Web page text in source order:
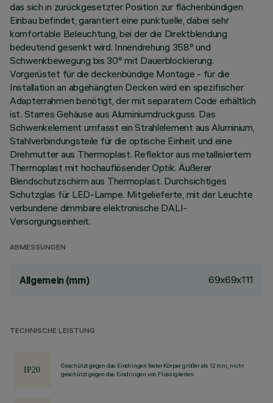
das sich in zurückgesetzter Position zur flächenbündigen
Einbau befindet, garantiert eine punktuelle, dabei sehr
komfortable Beleuchtung, bei der die Direktblendung
bedeutend gesenkt wird. Innendrehung 358° und
Schwenkbewegung bis 30° mit Dauerblockierung.
Vorgerüstet für die deckenbündige Montage - für die
Installation an abgehängten Decken wird ein spezifischer
Adapterrahmen benötigt, der mit separatem Code erhältlich
ist. Starres Gehäuse aus Aluminiumdruckguss. Das
Schwenkelement umfasst ein Strahlelement aus Aluminium,
Stahlverbindungsteile für die optische Einheit und eine
Drehmutter aus Thermoplast. Reflektor aus metallisiertem
Thermoplast mit hochauflösender Optik. Äußerer
Blendschutzschirm aus Thermoplast. Durchsichtiges
Schutzglas für LED-Lampe. Mitgelieferte, mit der Leuchte
verbundene dimmbare elektronische DALI-
Versorgungseinheit.
ABMESSUNGEN
Allgemein (mm) 69x69x111
TECHNISCHE LEISTUNG
Geschützt gegen das Eindringen fester Körper größer als 12 mm, nicht
geschützt gegen das Eindringen von Flüssigkeiten.